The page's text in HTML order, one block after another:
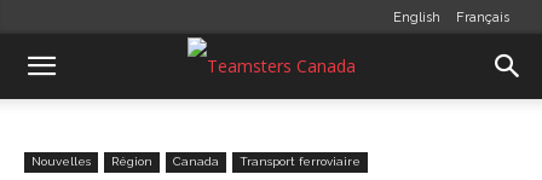
English Français
Nouvelles Région Canada Transport ferroviaire